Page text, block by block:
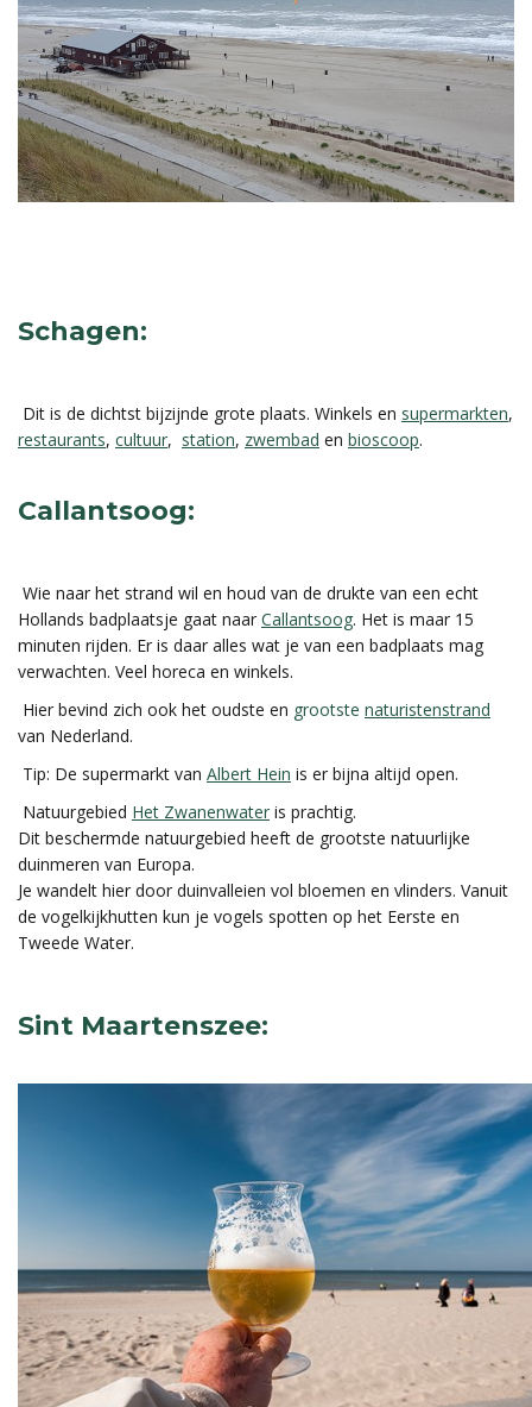
Schagen:
Dit is de dichtst bijzijnde grote plaats. Winkels en supermarkten,
restaurants, cultuur, station, zwembad en bioscoop.
Callantsoog:
Wie naar het strand wil en houd van de drukte van een echt
Hollands badplaatsje gaat naar Callantsoog. Het is maar 15
minuten rijden. Er is daar alles wat je van een badplaats mag
verwachten. Veel horeca en winkels.
Hier bevind zich ook het oudste en grootste naturistenstrand
van Nederland.
Tip: De supermarkt van Albert Hein is er bijna altijd open.
Natuurgebied Het Zwanenwater is prachtig.
Dit beschermde natuurgebied heeft de grootste natuurlijke
duinmeren van Europa.
Je wandelt hier door duinvalleien vol bloemen en vlinders. Vanuit
de vogelkijkhutten kun je vogels spotten op het Eerste en
Tweede Water.
Sint Maartenszee: